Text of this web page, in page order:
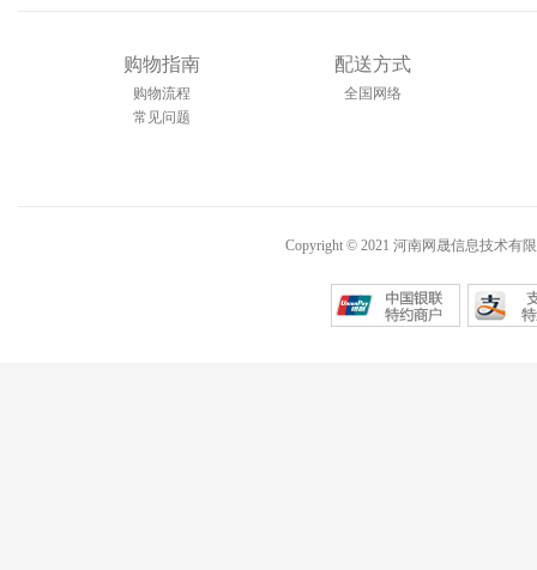
购物指南
购物流程
常见问题
配送方式
全国网络
Copyright © 2021 河南网晟信息技术有